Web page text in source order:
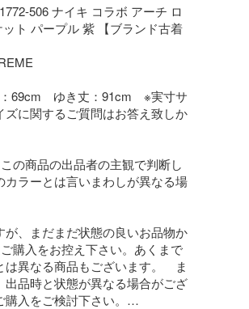
506 ナイキ コラボ アーチ ロ
ト パープル 紫 【ブランド古着
69cm　ゆき丈：91cm　※実寸サ
に関するご質問はお答え致しか
の商品の出品者の主観で判断し
ラーとは言いまわしが異なる場
が、まだまだ状態の良いお品物か
購入をお控え下さい。あくまで
異なる商品もございます。　ま
品時と状態が異なる場合がござ
入をご検討下さい。